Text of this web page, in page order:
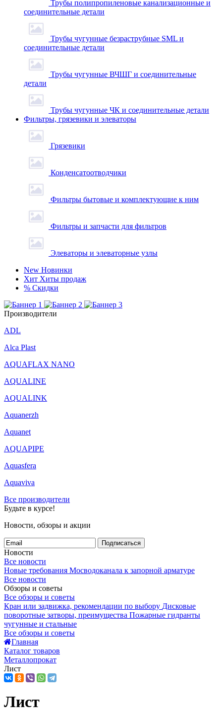
Трубы полипропиленовые канализационные и
соединительные детали
Трубы чугунные безраструбные SML и
соединительные детали
Трубы чугунные ВЧШГ и соединительные
детали
Трубы чугунные ЧК и соединительные детали
Фильтры, грязевики и элеваторы
Грязевики
Конденсатоотводчики
Фильтры бытовые и комплектующие к ним
Фильтры и запчасти для фильтров
Элеваторы и элеваторные узлы
New Новинки
Хит Хиты продаж
% Скидки
Производители
ADL
Alca Plast
AQUAFLAX NANO
AQUALINE
AQUALINK
Aquanerzh
Aquanet
AQUAPIPE
Aquasfera
Aquaviva
Все производители
Будьте в курсе!
Новости, обзоры и акции
Подписаться
Новости
Все новости
Новые требования Мосводоканала к запорной арматуре
Все новости
Обзоры и советы
Все обзоры и советы
Кран или задвижка, рекомендации по выбору Дисковые
поворотные затворы, преимущества Пожарные гидранты
чугунные и стальные
Все обзоры и советы
Главная
Каталог товаров
Металлопрокат
Лист
Лист